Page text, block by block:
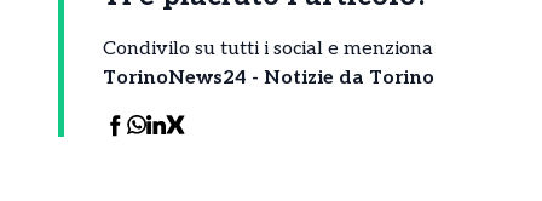
Condivilo su tutti i social e menziona
TorinoNews24 - Notizie da Torino